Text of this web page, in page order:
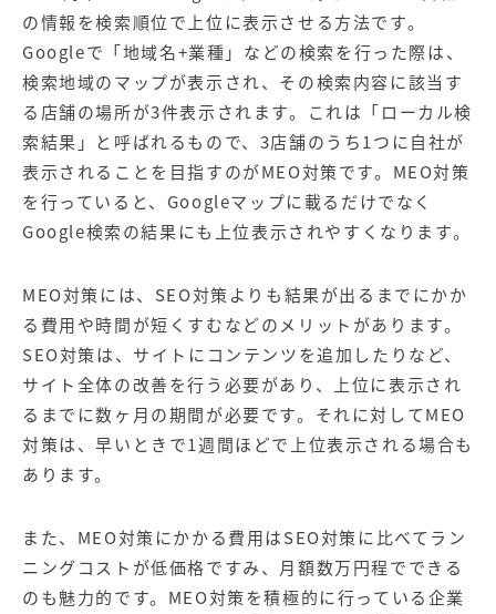
の情報を検索順位で上位に表示させる方法です。
Googleで「地域名+業種」などの検索を行った際は、
検索地域のマップが表示され、その検索内容に該当す
る店舗の場所が3件表示されます。これは「ローカル検
索結果」と呼ばれるもので、3店舗のうち1つに自社が
表示されることを目指すのがMEO対策です。MEO対策
を行っていると、Googleマップに載るだけでなく
Google検索の結果にも上位表示されやすくなります。
MEO対策には、SEO対策よりも結果が出るまでにかか
る費用や時間が短くすむなどのメリットがあります。
SEO対策は、サイトにコンテンツを追加したりなど、
サイト全体の改善を行う必要があり、上位に表示され
るまでに数ヶ月の期間が必要です。それに対してMEO
対策は、早いときで1週間ほどで上位表示される場合も
あります。
また、MEO対策にかかる費用はSEO対策に比べてラン
ニングコストが低価格ですみ、月額数万円程でできる
のも魅力的です。MEO対策を積極的に行っている企業